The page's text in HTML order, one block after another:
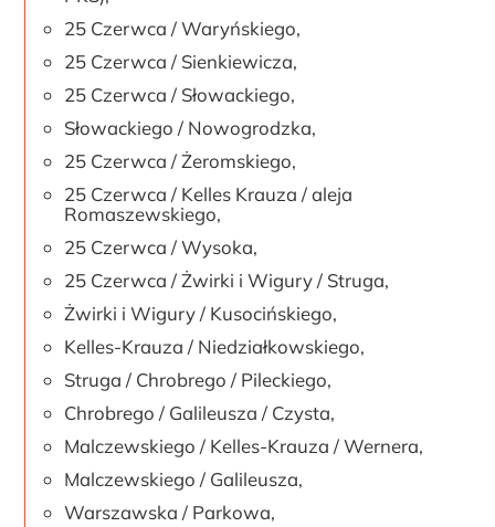
25 Czerwca / Waryńskiego,
25 Czerwca / Sienkiewicza,
25 Czerwca / Słowackiego,
Słowackiego / Nowogrodzka,
25 Czerwca / Żeromskiego,
25 Czerwca / Kelles Krauza / aleja
Romaszewskiego,
25 Czerwca / Wysoka,
25 Czerwca / Żwirki i Wigury / Struga,
Żwirki i Wigury / Kusocińskiego,
Kelles-Krauza / Niedziałkowskiego,
Struga / Chrobrego / Pileckiego,
Chrobrego / Galileusza / Czysta,
Malczewskiego / Kelles-Krauza / Wernera,
Malczewskiego / Galileusza,
Warszawska / Parkowa,